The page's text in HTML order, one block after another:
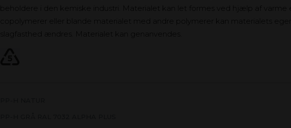
beholdere i den kemiske industri. Materialet kan let formes ved hjælp af varme
copolymerer eller blande materialet med andre polymerer kan materialets
slagfasthed ændres. Materialet kan genanvendes.